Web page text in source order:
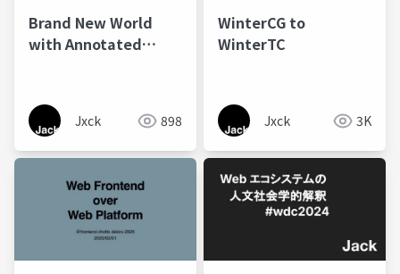
Brand New World
with Annotated
Jxck 898
WinterCG to
WinterTC
Jxck 3K